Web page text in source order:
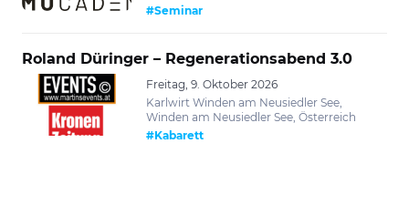
#Seminar
Roland Düringer – Regenerationsabend 3.0
Freitag, 9. Oktober 2026
Karlwirt Winden am Neusiedler See,
Winden am Neusiedler See, Österreich
#Kabarett